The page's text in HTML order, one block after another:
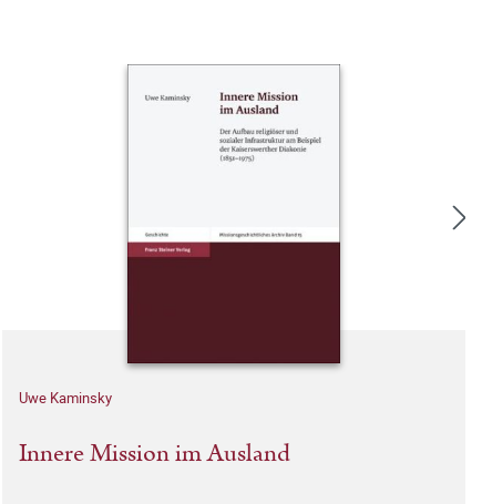
Uwe Kaminsky
Innere Mission im Ausland